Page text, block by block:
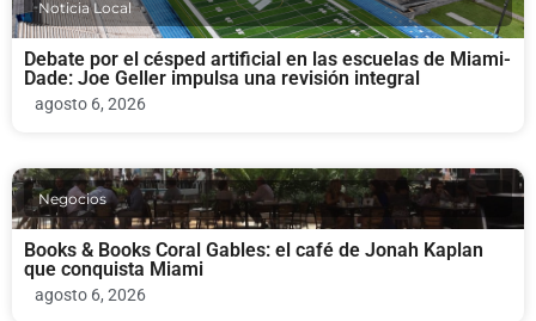
Noticia Local
Debate por el césped artificial en las escuelas de Miami-
Dade: Joe Geller impulsa una revisión integral
agosto 6, 2026
Negocios
Books & Books Coral Gables: el café de Jonah Kaplan
que conquista Miami
agosto 6, 2026